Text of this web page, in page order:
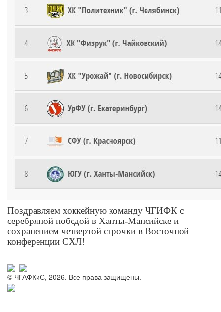
Поздравляем хоккейную команду ЧГИФК с
серебряной победой в Ханты-Мансийске и
сохранением четвертой строчки в Восточной
конференции СХЛ!
© ЧГАФКиС, 2026. Все права защищены.